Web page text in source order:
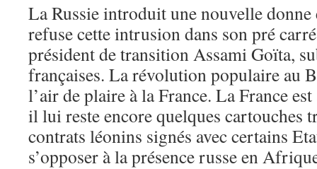
La Russie introduit une nouvelle
refuse cette intrusion dans son pré
président de transition Assami Goïta,
françaises. La révolution populaire au
l’air de plaire à la France. La France
il lui reste encore quelques cartouches
contrats léonins signés avec certains
s’opposer à la présence russe en